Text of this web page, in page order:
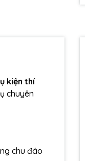
kiện thí
chuyên
chu đáo